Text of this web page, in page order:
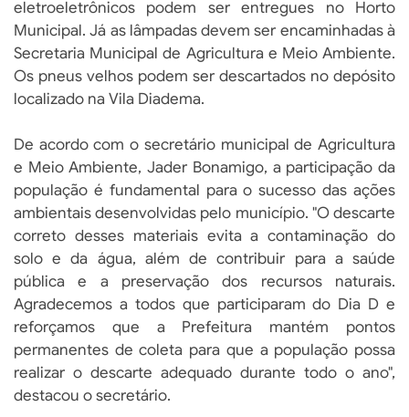
eletroeletrônicos podem ser entregues no Horto
Municipal. Já as lâmpadas devem ser encaminhadas à
Secretaria Municipal de Agricultura e Meio Ambiente.
Os pneus velhos podem ser descartados no depósito
localizado na Vila Diadema.
De acordo com o secretário municipal de Agricultura
e Meio Ambiente, Jader Bonamigo, a participação da
população é fundamental para o sucesso das ações
ambientais desenvolvidas pelo município. "O descarte
correto desses materiais evita a contaminação do
solo e da água, além de contribuir para a saúde
pública e a preservação dos recursos naturais.
Agradecemos a todos que participaram do Dia D e
reforçamos que a Prefeitura mantém pontos
permanentes de coleta para que a população possa
realizar o descarte adequado durante todo o ano",
destacou o secretário.